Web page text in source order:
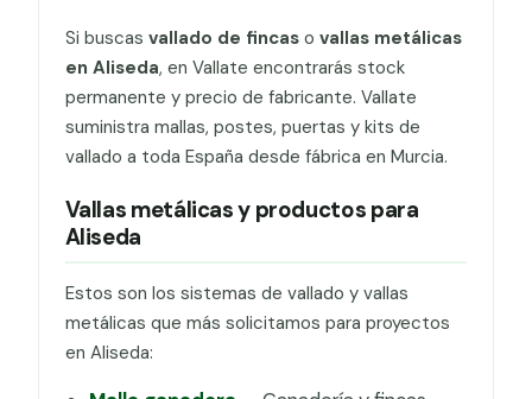
Si buscas vallado de fincaso vallas metálicas
en Aliseda, en Vallate encontrarás stock
permanente y precio de fabricante. Vallate
suministra mallas, postes, puertas y kits de
vallado a toda España desde fábrica en Murcia.
Vallas metálicas y productos para
Aliseda
Estos son los sistemas de vallado y vallas
metálicas que más solicitamos para proyectos
en Aliseda: